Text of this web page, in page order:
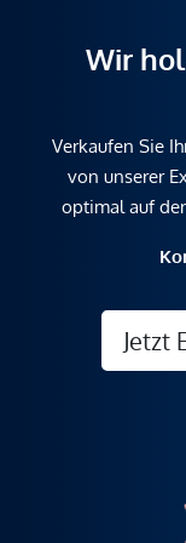
Wir
Verkaufen Sie
von unserer
optimal auf
Jetzt